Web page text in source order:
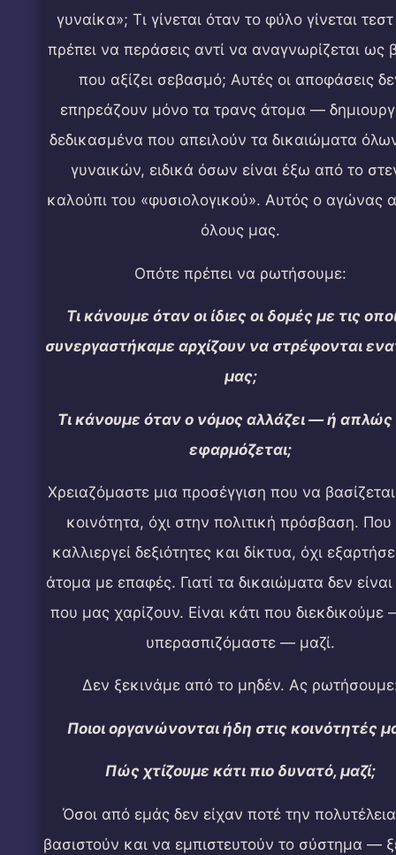
γυναίκα»; Τι γίνεται όταν το φύλο γίνεται
πρέπει να περάσεις αντί να αναγνωρίζεται ως
που αξίζει σεβασμό; Αυτές οι αποφάσεις
επηρεάζουν μόνο τα τρανς άτομα —
δεδικασμένα που απειλούν τα δικαιώματα
γυναικών, ειδικά όσων είναι έξω από το
καλούπι του «φυσιολογικού». Αυτός ο αγώνας
όλους μας.
Οπότε πρέπει να ρωτήσουμε:
Τι κάνουμε όταν οι ίδιες οι δομές με τις
συνεργαστήκαμε αρχίζουν να στρέφονται
μας;
Τι κάνουμε όταν ο νόμος αλλάζει — ή απλώς
εφαρμόζεται;
Χρειαζόμαστε μια προσέγγιση που να
κοινότητα, όχι στην πολιτική πρόσβαση.
καλλιεργεί δεξιότητες και δίκτυα, όχι
άτομα με επαφές. Γιατί τα δικαιώματα δεν
που μας χαρίζουν. Είναι κάτι που διεκδικούμε
υπερασπιζόμαστε — μαζί.
Δεν ξεκινάμε από το μηδέν. Ας
Ποιοι οργανώνονται ήδη στις κοινότητές
Πώς χτίζουμε κάτι πιο δυνατό, μαζί;
Όσοι από εμάς δεν είχαν ποτέ την
βασιστούν και να εμπιστευτούν το σύστημα —